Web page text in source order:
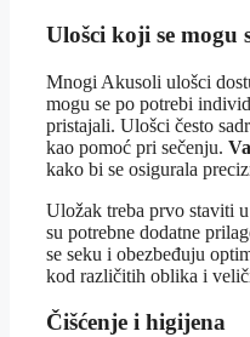
Ulošci koji se mogu
Mnogi Akusoli ulošci
mogu se po potrebi
pristajali. Ulošci često
kao pomoć pri sečenju.
kako bi se osigurala
Uložak treba prvo staviti
su potrebne dodatne
se seku i obezbeđuju
kod različitih oblika i
Čišćenje i higijena